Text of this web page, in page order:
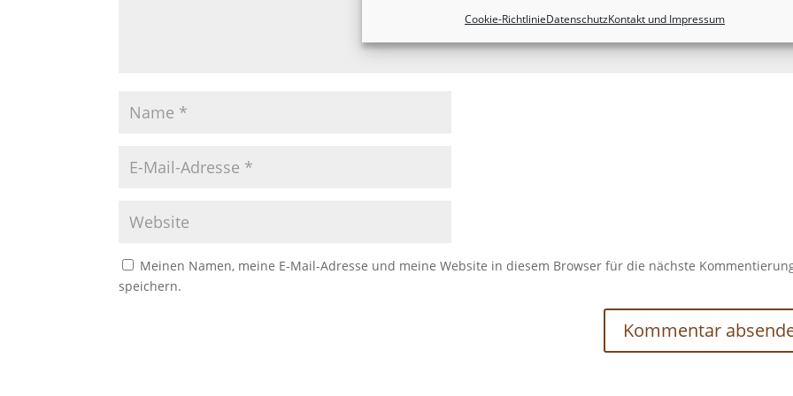
Cookie-RichtlinieDatenschutzKontakt und Impressum
Meinen Namen, meine E-Mail-Adresse und meine Website in diesem Browser für die nächste
speichern.